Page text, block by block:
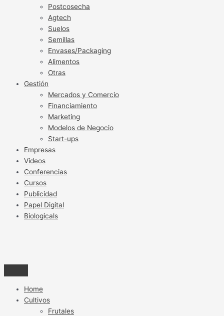
Postcosecha
Agtech
Suelos
Semillas
Envases/Packaging
Alimentos
Otras
Gestión
Mercados y Comercio
Financiamiento
Marketing
Modelos de Negocio
Start-ups
Empresas
Videos
Conferencias
Cursos
Publicidad
Papel Digital
Biologicals
Home
Cultivos
Frutales